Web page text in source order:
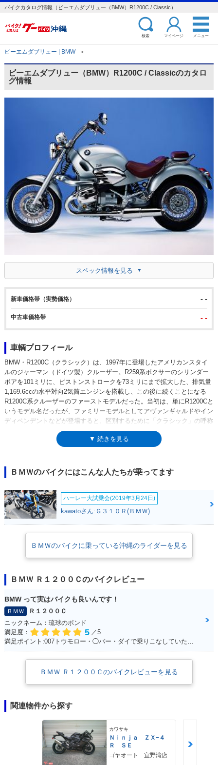
バイクカタログ情報（ビーエムダブリュー（BMW）R1200C / Classic）
検索 マイページ メニュー
ビーエムダブリュー | BMW ＞
ビーエムダブリュー（BMW）R1200C / Classicのカタロ
グ情報
スペック情報を見る
新車価格帯（実勢価格） - -
中古車価格帯 - -
車輌プロフィール
BMW・R1200C（クラシック）は、1997年に登場したアメリカンスタイ
ルのジャーマン（ドイツ製）クルーザー。R259系ボクサーのシリンダー
ボアを101ミリに、ピストンストロークを73ミリにまで拡大した、排気量
1,169.6ccの水平対向2気筒エンジンを搭載し、この後に続くことになる
R1200C系クルーザーのファーストモデルだった。当初は、単にR1200Cと
いうモデル名だったが、ファミリーモデルとしてアヴァンギャルドやイン
ディペンデントなどが登場すると、区別するために「クラシック」の呼称
が追加されるようになった。ミッションは5速で、BMWらしくシャフトド
ライブを採用。フロントサスペンションは、BMW独自のテレレバー式
2004年ごろまでにラインナップから外れていき、BMW製アメリカンクル
ーザーの歴史は終了した。その2004年モデルでは、エンジンがツインス
パーク（シリンダーあたり2本の点火プラグ）仕様になり、前後連動式の
ABS、グリップヒーター、12V電源ソケットなどを装備した。（追記：
2020年4月に、久しぶりのクルーザーモデルとして、R18が登場した）
▼ 続きを見る
ＢＭＷのバイクにはこんな人たちが乗ってます
ハーレー大試乗会(2019年3月24日)
kawatoさん:Ｇ３１０Ｒ(ＢＭＷ)
ＢＭＷのバイクに乗っている沖縄のライダーを見る
ＢＭＷ Ｒ１２００Ｃのバイクレビュー
BMW って実はバイクも良いんです！
ＢＭＷ
Ｒ１２００Ｃ
ニックネーム：琉球のボンド
満足度：
5 ／5
満足ポイント:007トウモロー・◯バー・ダイで乗りこなしていた。 当時からこのバイクに憧れて、やっと30になって購入☆ あの2回目のデートで彼女といったYokohama 大黒埠頭ではじゃじゃ馬な彼女と同じくらいお前もじゃじゃ馬だったよな。 今でも乗っているとよくハーレー乗りの方に声を掛けられます！ 一生大事にするからな！
ＢＭＷ Ｒ１２００Ｃのバイクレビューを見る
関連物件から探す
カワサキ
Ｎｉｎｊａ ＺＸ−４
Ｒ ＳＥ
ゴヤオート 宜野湾店